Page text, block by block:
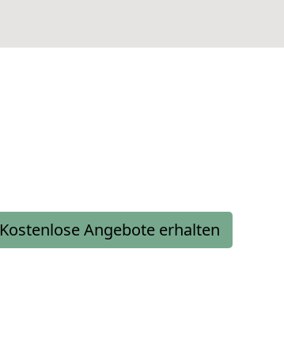
Kostenlose Angebote erhalten